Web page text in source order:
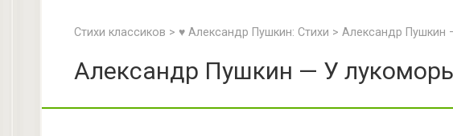
Стихи классиков > ♥ Александр Пушкин: Стихи > Александр Пушкин
Александр Пушкин — У